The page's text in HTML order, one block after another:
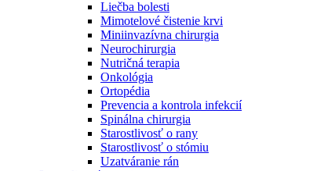
Liečba bolesti
Mimotelové čistenie krvi
Miniinvazívna chirurgia
Neurochirurgia
Nutričná terapia
Onkológia
Ortopédia
Prevencia a kontrola infekcií
Spinálna chirurgia
Starostlivosť o rany
Starostlivosť o stómiu
Uzatváranie rán